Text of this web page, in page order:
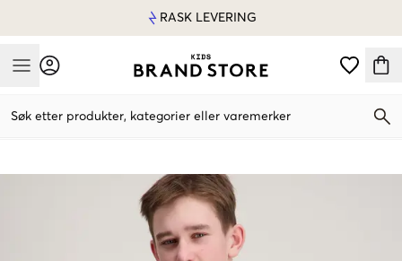
RASK LEVERING
Mobile Menu
Søk etter produkter, kategorier eller varemerker